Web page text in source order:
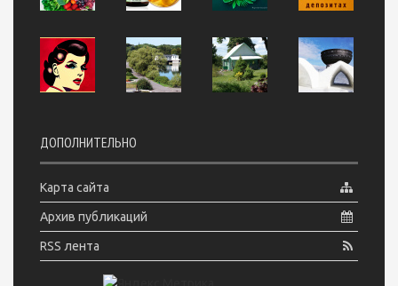
ДОПОЛНИТЕЛЬНО
Карта сайта
Архив публикаций
RSS лента